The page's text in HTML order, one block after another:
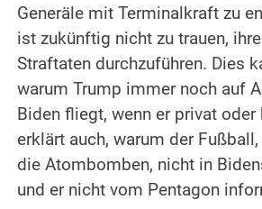
Generäle mit Terminalkraft zu
ist zukünftig nicht zu trauen,
Straftaten durchzuführen. Dies
warum Trump immer noch auf
Biden fliegt, wenn er privat
erklärt auch, warum der
die Atombomben, nicht in
und er nicht vom Pentagon